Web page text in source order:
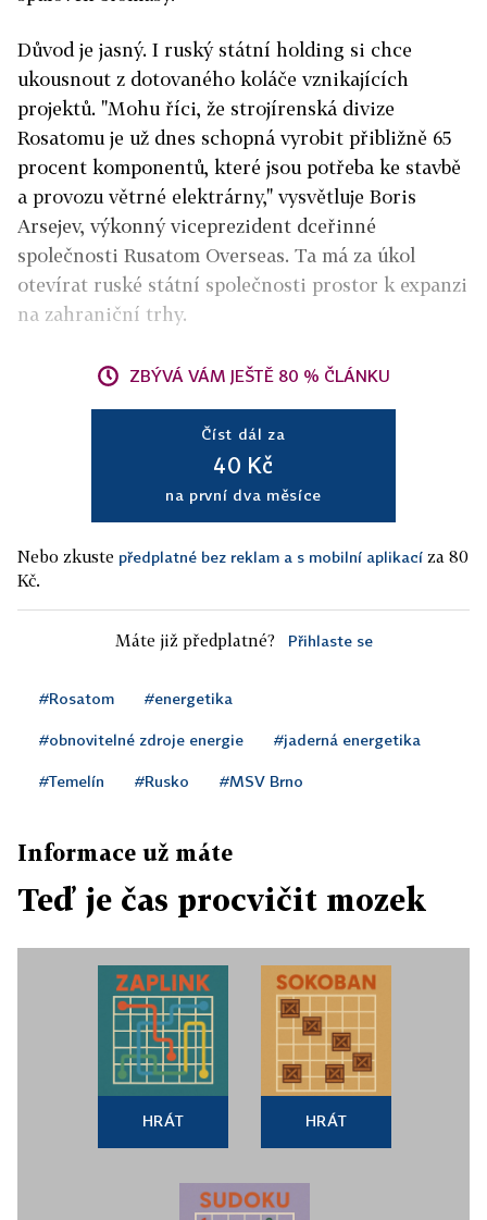
Důvod je jasný. I ruský státní holding si chce
ukousnout z dotovaného koláče vznikajících
projektů. "Mohu říci, že strojírenská divize
Rosatomu je už dnes schopná vyrobit přibližně 65
procent komponentů, které jsou potřeba ke stavbě
a provozu větrné elektrárny," vysvětluje Boris
Arsejev, výkonný viceprezident dceřinné
společnosti Rusatom Overseas. Ta má za úkol
otevírat ruské státní společnosti prostor k expanzi
na zahraniční trhy.
ZBÝVÁ VÁM JEŠTĚ 80 % ČLÁNKU
Číst dál za
40 Kč
na první dva měsíce
Nebo zkuste předplatné bez reklam a s mobilní aplikací za 80
Kč.
Máte již předplatné? Přihlaste se
#Rosatom #energetika
#obnovitelné zdroje energie #jaderná energetika
#Temelín #Rusko #MSV Brno
Informace už máte
Teď je čas procvičit mozek
HRÁT HRÁT